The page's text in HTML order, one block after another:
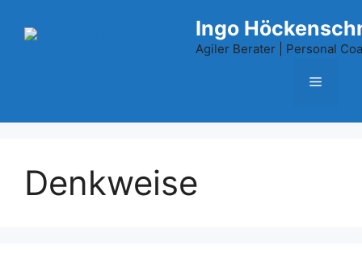
Inhalt
Ingo
Agiler Berater | Personal
Menü
Denkweise